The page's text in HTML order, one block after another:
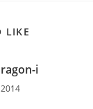
LIKE
i